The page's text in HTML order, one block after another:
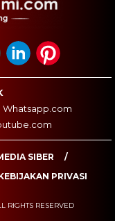
Whatsapp.com
SIBER
PRIVASI
RIGHTS RESERVED